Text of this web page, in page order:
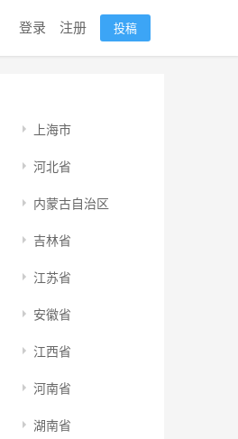
登录 注册 投稿
上海市
河北省
内蒙古自治区
吉林省
江苏省
安徽省
江西省
河南省
湖南省